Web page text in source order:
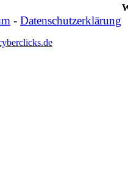
- Datenschutzerklärung